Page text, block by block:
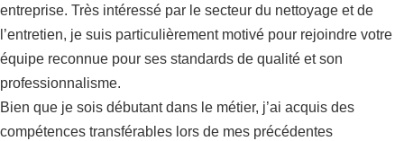
entreprise. Très intéressé par le secteur du nettoyage et de
l’entretien, je suis particulièrement motivé pour rejoindre votre
équipe reconnue pour ses standards de qualité et son
professionnalisme.
Bien que je sois débutant dans le métier, j’ai acquis des
compétences transférables lors de mes précédentes